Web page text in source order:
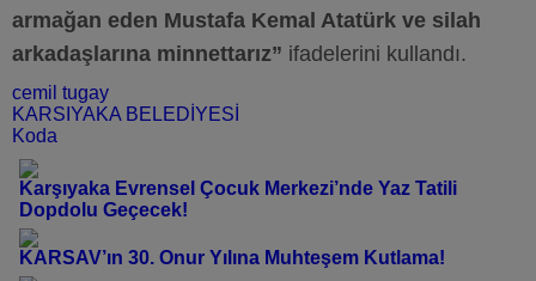
armağan eden Mustafa Kemal Atatürk ve silah
arkadaşlarına minnettarız” ifadelerini kullandı.
cemil tugay
KARSIYAKA BELEDİYESİ
Koda
Karşıyaka Evrensel Çocuk Merkezi’nde Yaz Tatili
Dopdolu Geçecek!
KARSAV’ın 30. Onur Yılına Muhteşem Kutlama!